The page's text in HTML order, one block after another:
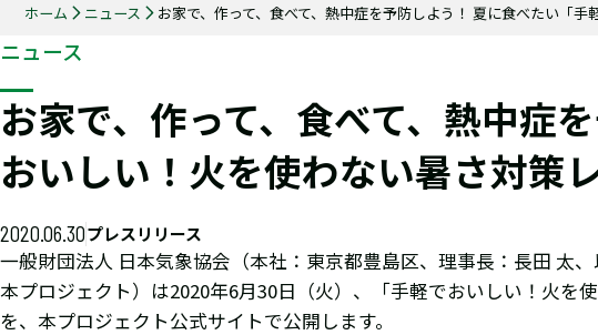
ホーム ニュース お家で、作って、食べて、熱中症を予防しよう！ 夏に食べたい「
ニュース
お家で、作って、食べて、熱中症
おいしい！火を使わない暑さ対策
2020.06.30プレスリリース
一般財団法人 日本気象協会（本社：東京都豊島区、理事長：長田 太
本プロジェクト）は2020年6月30日（火）、「手軽でおいしい！火を
を、本プロジェクト公式サイトで公開します。